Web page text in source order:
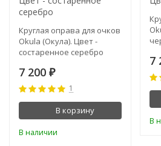
Круглая оправа для очков
Okula (Окула). Цвет -
состаренное серебро
7 200 ₽
1
В корзину
В наличии
7
В